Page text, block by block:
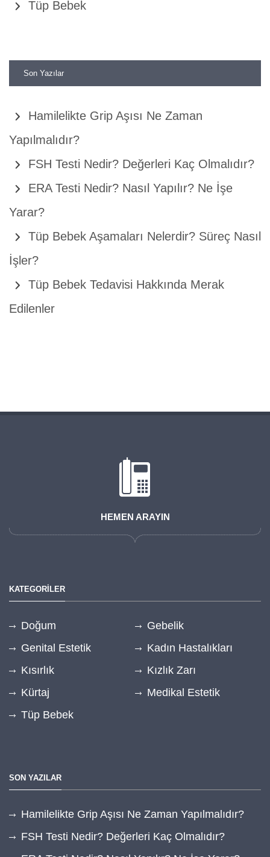
Tüp Bebek
Son Yazılar
Hamilelikte Grip Aşısı Ne Zaman
Yapılmalıdır?
FSH Testi Nedir? Değerleri Kaç Olmalıdır?
ERA Testi Nedir? Nasıl Yapılır? Ne İşe
Yarar?
Tüp Bebek Aşamaları Nelerdir? Süreç Nasıl
İşler?
Tüp Bebek Tedavisi Hakkında Merak
Edilenler
HEMEN ARAYIN
KATEGORİLER
Doğum
Gebelik
Genital Estetik
Kadın Hastalıkları
Kısırlık
Kızlık Zarı
Kürtaj
Medikal Estetik
Tüp Bebek
SON YAZILAR
Hamilelikte Grip Aşısı Ne Zaman Yapılmalıdır?
FSH Testi Nedir? Değerleri Kaç Olmalıdır?